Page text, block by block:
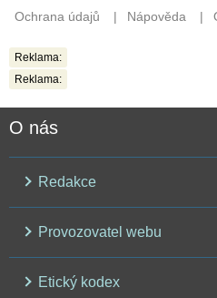
Reklama:
Reklama:
O nás
Redakce
Provozovatel webu
Etický kodex